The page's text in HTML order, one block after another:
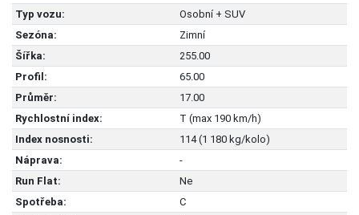
Typ vozu:
Osobní + SUV
Sezóna:
Zimní
Šířka:
255.00
Profil:
65.00
Průměr:
17.00
Rychlostní index:
T (max 190 km/h)
Index nosnosti:
114 (1 180 kg/kolo)
Náprava:
-
Run Flat:
Ne
Spotřeba:
C